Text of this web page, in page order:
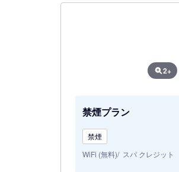
2+
禁煙プラン
禁煙
WiFi (無料)
スパ クレジット